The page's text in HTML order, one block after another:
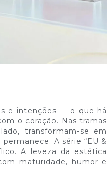
e intenções — o que há
o coração. Nas tramas
transformam-se em
A série “EU &
A leveza da estética
maturidade, humor e